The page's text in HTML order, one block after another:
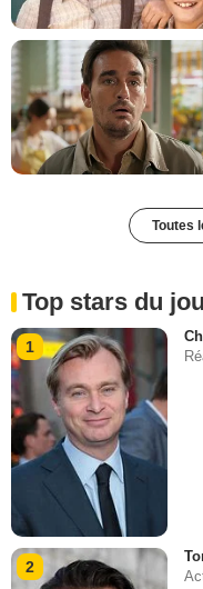
Toutes
Top stars du
1
2